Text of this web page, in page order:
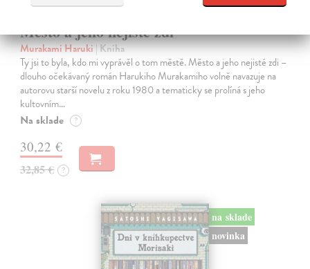
Město a jeho nejisté zdi
Murakami Haruki| Kniha
Ty jsi to byla, kdo mi vyprávěl o tom městě. Město a jeho nejisté zdi –
dlouho očekávaný román Harukiho Murakamiho volně navazuje na
autorovu starší novelu z roku 1980 a tematicky se prolíná s jeho
kultovním…
Na sklade ?
30,22 €
32,85 € ?
na sklade
novinka